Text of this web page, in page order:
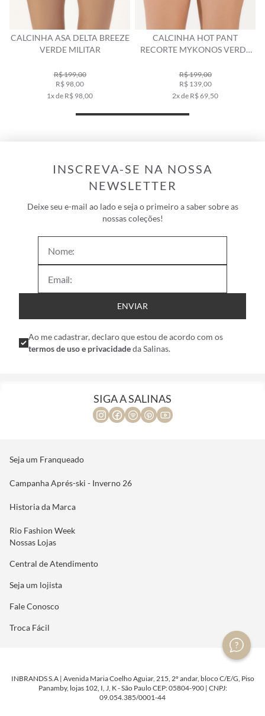
CALCINHA ASA DELTA BREEZE
VERDE MILITAR
R$ 199,00
R$ 98,00
1x de R$ 98,00
CALCINHA HOT PANT
RECORTE MYKONOS VERDE
R$ 199,00
R$ 139,00
2x de R$ 69,50
INSCREVA-SE NA NOSSA
NEWSLETTER
Deixe seu e-mail ao lado e seja o primeiro a saber sobre as
nossas coleções!
ENVIAR
Ao me cadastrar, declaro que estou de acordo com os
termos de uso e privacidadeda Salinas.
SIGA A SALINAS
Seja um Franqueado
Campanha Aprés-ski - Inverno 26
Historia da Marca
Rio Fashion Week
Nossas Lojas
Central de Atendimento
Seja um lojista
Fale Conosco
Troca Fácil
INBRANDS S.A | Avenida Maria Coelho Aguiar, 215, 2º andar, bloco C/E/G, Piso
Panamby, lojas 102, I, J, K - São Paulo CEP: 05804-900 | CNPJ:
09.054.385/0001-44